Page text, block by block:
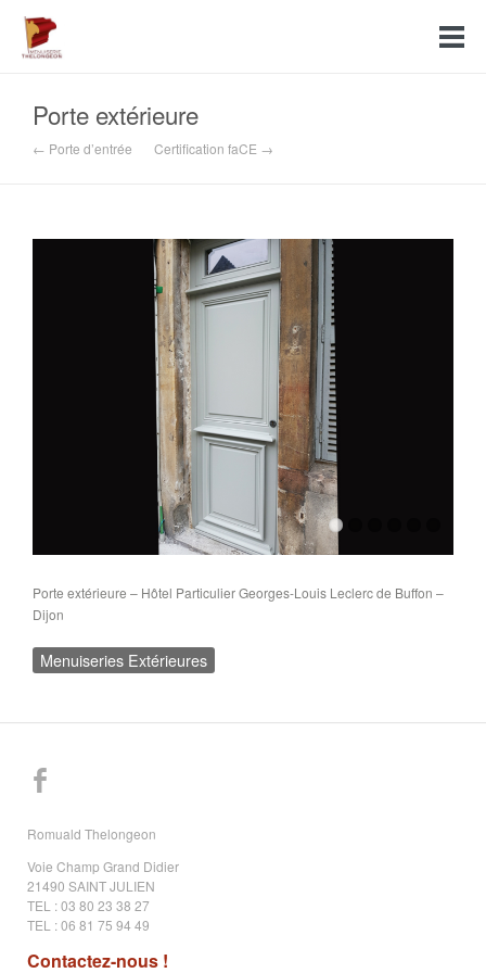
Porte extérieure
← Porte d’entrée Certification faCE →
Porte extérieure – Hôtel Particulier Georges-Louis Leclerc de Buffon –
Dijon
Menuiseries Extérieures
Romuald Thelongeon
Voie Champ Grand Didier
21490 SAINT JULIEN
TEL : 03 80 23 38 27
TEL : 06 81 75 94 49
Contactez-nous !